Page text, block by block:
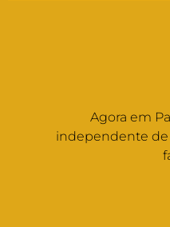
Agora em
independente de